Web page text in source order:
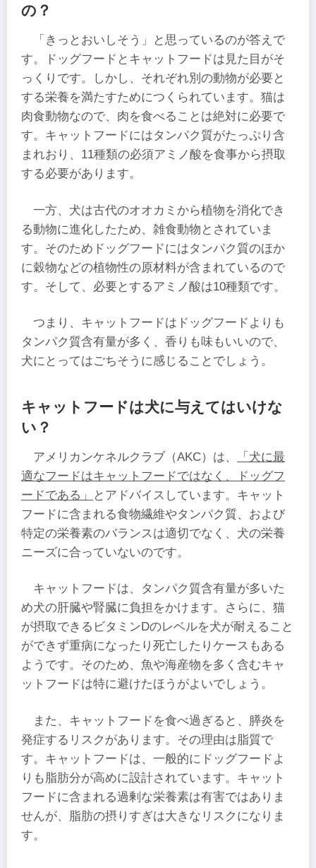
の？
「きっとおいしそう」と思っているのが答えで
す。ドッグフードとキャットフードは見た目がそ
っくりです。しかし、それぞれ別の動物が必要と
する栄養を満たすためにつくられています。猫は
肉食動物なので、肉を食べることは絶対に必要で
す。キャットフードにはタンパク質がたっぷり含
まれおり、11種類の必須アミノ酸を食事から摂取
する必要があります。
一方、犬は古代のオオカミから植物を消化でき
る動物に進化したため、雑食動物とされていま
す。そのためドッグフードにはタンパク質のほか
に穀物などの植物性の原材料が含まれているので
す。そして、必要とするアミノ酸は10種類です。
つまり、キャットフードはドッグフードよりも
タンパク質含有量が多く、香りも味もいいので、
犬にとってはごちそうに感じることでしょう。
キャットフードは犬に与えてはいけな
い？
アメリカンケネルクラブ（AKC）は、
「犬に最
適なフードはキャットフードではなく、ドッグフ
ードである」
とアドバイスしています。キャット
フードに含まれる食物繊維やタンパク質、および
特定の栄養素のバランスは適切でなく、犬の栄養
ニーズに合っていないのです。
キャットフードは、タンパク質含有量が多いた
め犬の肝臓や腎臓に負担をかけます。さらに、猫
が摂取できるビタミンDのレベルを犬が耐えること
ができず重病になったり死亡したりケースもある
ようです。そのため、魚や海産物を多く含むキャ
ットフードは特に避けたほうがよいでしょう。
また、キャットフードを食べ過ぎると、膵炎を
発症するリスクがあります。その理由は脂質で
す。キャットフードは、一般的にドッグフードよ
りも脂肪分が高めに設計されています。キャット
フードに含まれる過剰な栄養素は有害ではありま
せんが、脂肪の摂りすぎは大きなリスクになりま
す。